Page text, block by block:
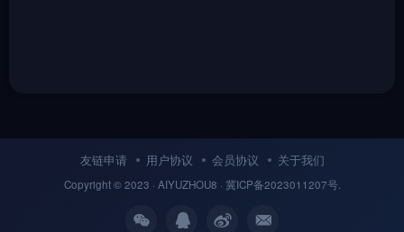
友链申请 用户协议 会员协议 关于我们
Copyright © 2023 · AIYUZHOU8 · 冀ICP备2023011207号.